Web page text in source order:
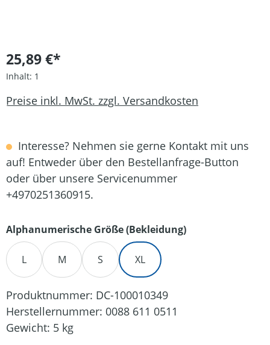
25,89 €*
Inhalt: 1
Preise inkl. MwSt. zzgl. Versandkosten
Interesse? Nehmen sie gerne Kontakt mit uns
auf! Entweder über den Bestellanfrage-Button
oder über unsere Servicenummer
+4970251360915.
Alphanumerische Größe (Bekleidung)auswählen
L M S XL
Produktnummer: DC-100010349
Herstellernummer: 0088 611 0511
Gewicht: 5 kg